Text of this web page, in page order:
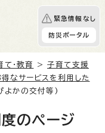
緊急情報なし
防災ポータル
て・教育 >子育て支援
なサービスを利用した
よかの交付等)
のページ